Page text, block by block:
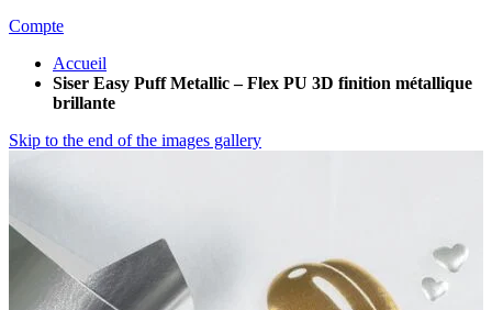
Compte
Accueil
Siser Easy Puff Metallic – Flex PU 3D finition métallique
brillante
Skip to the end of the images gallery